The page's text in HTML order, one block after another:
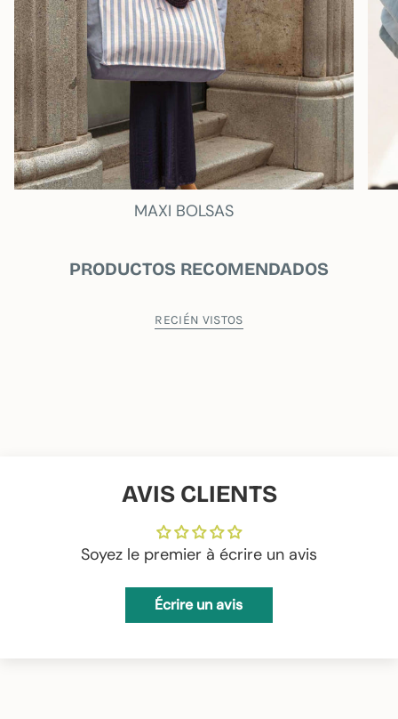
court. Ne le mettez pas au sèche-linge,
suspendez-le et il sera sec en un rien de temps.
ŒIL! N'y pense même pas.le lancer, étant Le
néoprène brûlerait, mais ne vous inquiétez pas,
c'est un tissu qui ne se froisse pratiquement
pas, vous n'en aurez donc pas besoin.
COMPOSITION:
100 % polyester
MAXI BOLSAS
PRODUCTOS RECOMENDADOS
RECIÉN VISTOS
AVIS CLIENTS
Soyez le premier à écrire un avis
Écrire un avis